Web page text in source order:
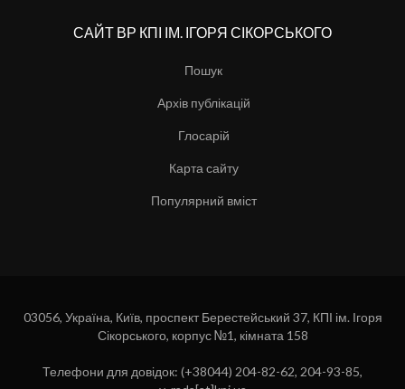
САЙТ ВР КПІ ІМ. ІГОРЯ СІКОРСЬКОГО
Пошук
Архів публікацій
Глосарій
Карта сайту
Популярний вміст
03056, Україна, Київ, проспект Берестейський 37, КПІ ім. Ігоря
Сікорського, корпус №1, кімната 158
Телефони для довідок: (+38044) 204-82-62, 204-93-85,